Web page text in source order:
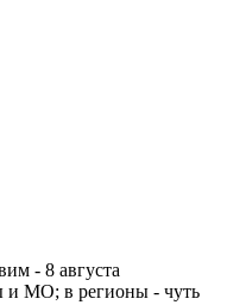
- 8 августа
и МО; в регионы - чуть